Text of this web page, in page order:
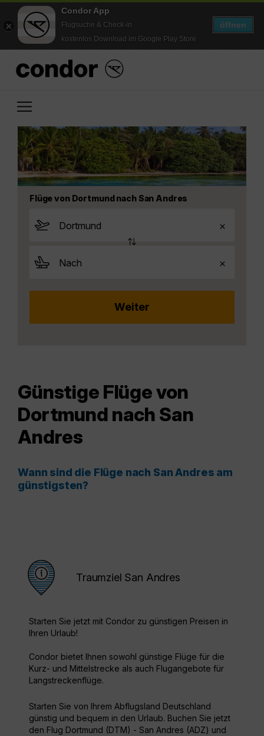
Condor App
Flugsuche & Check-in
kostenlos Download im Google Play Store
öffnen
Flüge von Dortmund nach San Andres
Günstige Flüge von
Dortmund nach San
Andres
Wann sind die Flüge nach San Andres am
günstigsten?
Traumziel San Andres
Starten Sie jetzt mit Condor zu günstigen Preisen in
Ihren Urlaub!
Condor bietet Ihnen sowohl günstige Flüge für die
Kurz- und Mittelstrecke als auch Flugangebote für
Langstreckenflüge.
Starten Sie von Ihrem Abflugsland Deutschland
günstig und bequem in den Urlaub. Buchen Sie jetzt
den Flug Dortmund (DTM) - San Andres (ADZ) und